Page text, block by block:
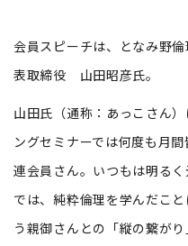
会員スピーチは、となみ
表取締役 山田昭彦氏。
山田氏（通称：あっこさん
ングセミナーでは何度も月
連会員さん。いつもは明る
では、純粋倫理を学んだこ
う親御さんとの「縦の繋が